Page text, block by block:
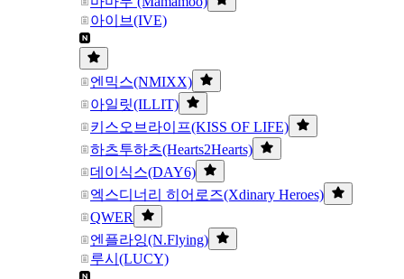
아이브(IVE)
엔믹스(NMIXX)
아일릿(ILLIT)
키스오브라이프(KISS OF LIFE)
하츠투하츠(Hearts2Hearts)
데이식스(DAY6)
엑스디너리 히어로즈(Xdinary Heroes)
QWER
엔플라잉(N.Flying)
루시(LUCY)